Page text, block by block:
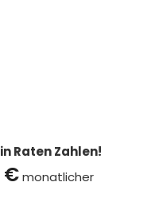
Raten Zahlen!
€monatlicher